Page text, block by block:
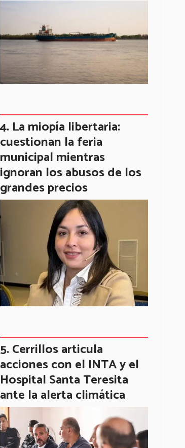
La miopía libertaria:
cuestionan la feria
municipal mientras
ignoran los abusos de los
grandes precios
Cerrillos articula
acciones con el INTA y el
Hospital Santa Teresita
ante la alerta climática